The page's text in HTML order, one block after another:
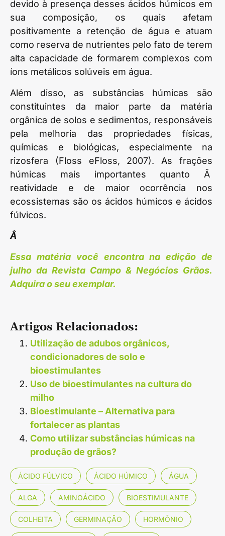
devido à presença desses ácidos húmicos em
sua composição, os quais afetam
positivamente a retenção de água e atuam
como reserva de nutrientes pelo fato de terem
alta capacidade de formarem complexos com
íons metálicos solúveis em água.
Além disso, as substâncias húmicas são
constituintes da maior parte da matéria
orgânica de solos e sedimentos, responsáveis
pela melhoria das propriedades físicas,
químicas e biológicas, especialmente na
rizosfera (Floss eFloss, 2007). As frações
húmicas mais importantes quanto Ã
reatividade e de maior ocorrência nos
ecossistemas são os ácidos húmicos e ácidos
fúlvicos.
Â
Essa matéria você encontra na edição de
julho da Revista Campo & Negócios Grãos.
Adquira o seu exemplar.
Artigos Relacionados:
Utilização de adubos orgânicos,
condicionadores de solo e
bioestimulantes
Uso de bioestimulantes na cultura do
milho
Bioestimulante – Alternativa para
fortalecer as plantas
Como utilizar substâncias húmicas na
produção de grãos?
ÁCIDO FÚLVICO ÁCIDO HÚMICO ÁGUA
ALGA AMINOÁCIDO BIOESTIMULANTE
COLHEITA GERMINAÇÃO HORMÔNIO